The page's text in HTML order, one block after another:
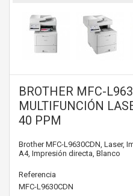
BROTHER MFC-
MULTIFUNCIÓN
40 PPM
Brother MFC-L9630CDN, Laser,
A4, Impresión directa, Blanco
Referencia
MFC-L9630CDN